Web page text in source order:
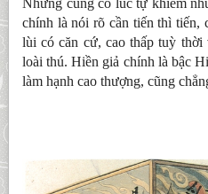
Nhưng cũng có lúc tự khiêm
chính là nói rõ cần tiến thì tiến,
lùi có căn cứ, cao thấp tuỳ
loài thú. Hiền giả chính là bậc
làm hạnh cao thượng, cũng